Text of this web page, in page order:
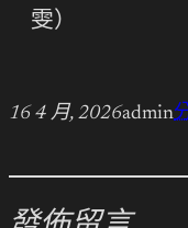
雯）
16 4 月, 2026admin